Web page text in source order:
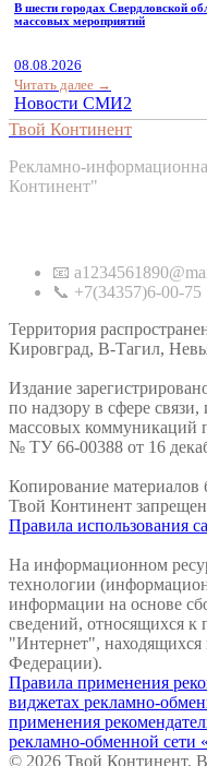
В шести городах Свердловской
массовых мероприятий
08.08.2026
Читать далее →
Новости СМИ2
Твой Континент
Рекламно-
Континент"
📧
📞 +7(34357)6-00-75
Территория
Кировград, В-Тагил,
Издание
по надзору в сфере
массовых коммуникаций
№ ТУ 66-00388 от 16
Копирование материалов
Твой Континент
Правила использования
На информационном
технологии
информации на основе
сведений, относящихся к
"Интернет", находящихся
Федерации).
Правила применения
виджетах рекламно-
применения
рекламно-обменной сети
© 2026 Твой Континент.